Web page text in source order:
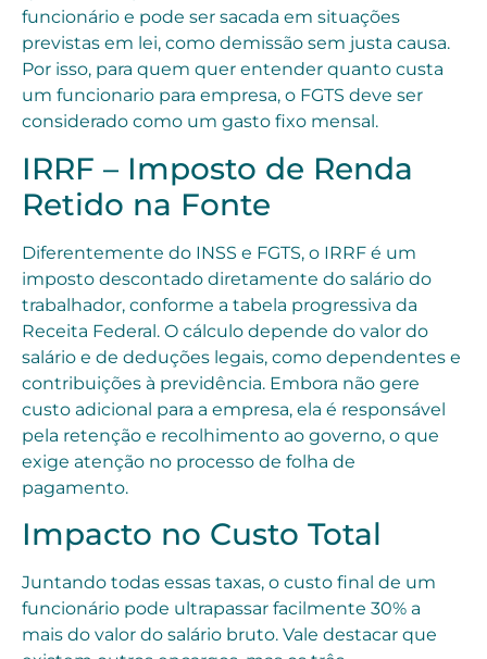
funcionário e pode ser sacada em situações
previstas em lei, como demissão sem justa causa.
Por isso, para quem quer entender quanto custa
um funcionario para empresa, o FGTS deve ser
considerado como um gasto fixo mensal.
IRRF – Imposto de Renda
Retido na Fonte
Diferentemente do INSS e FGTS, o IRRF é um
imposto descontado diretamente do salário do
trabalhador, conforme a tabela progressiva da
Receita Federal. O cálculo depende do valor do
salário e de deduções legais, como dependentes e
contribuições à previdência. Embora não gere
custo adicional para a empresa, ela é responsável
pela retenção e recolhimento ao governo, o que
exige atenção no processo de folha de
pagamento.
Impacto no Custo Total
Juntando todas essas taxas, o custo final de um
funcionário pode ultrapassar facilmente 30% a
mais do valor do salário bruto. Vale destacar que